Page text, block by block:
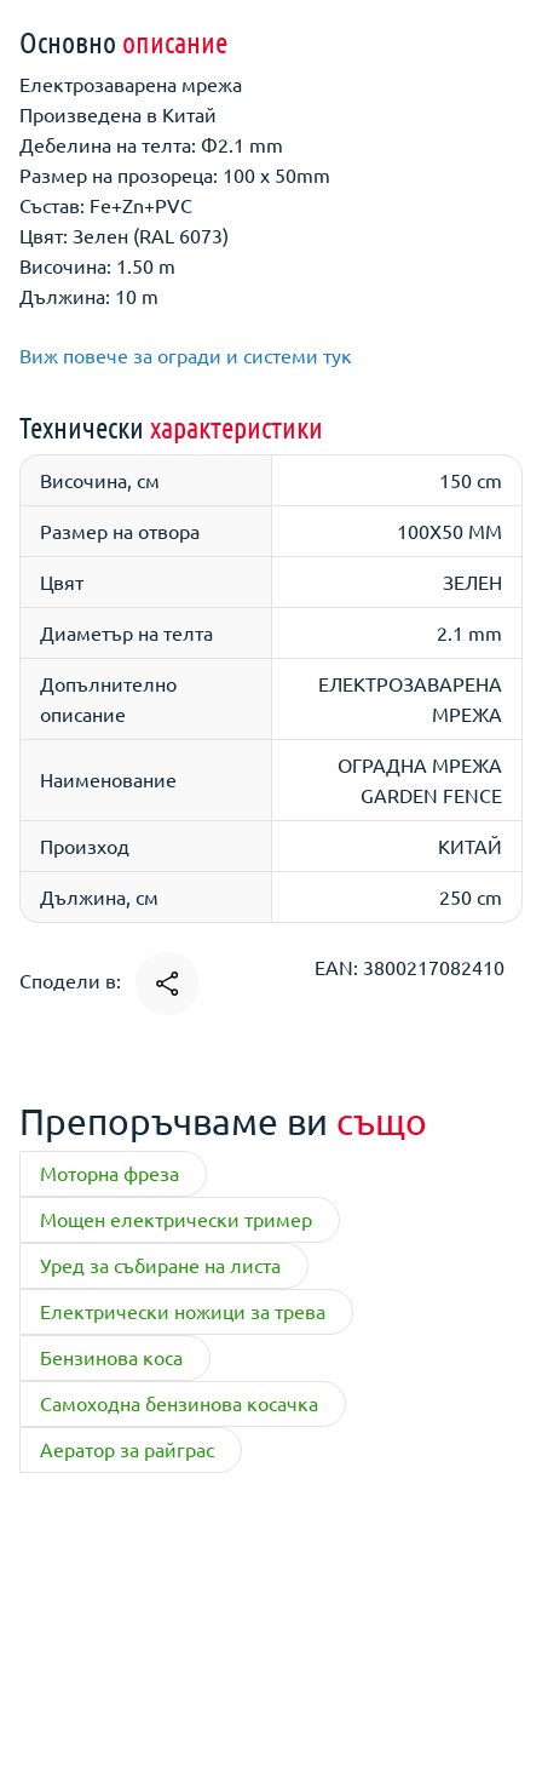
Основно описание
Електрозаварена мрежа
Произведена в Китай
Дебелина на телта: Ф2.1 mm
Размер на прозореца: 100 х 50mm
Състав: Fe+Zn+PVC
Цвят: Зелен (RAL 6073)
Височина: 1.50 m
Дължина: 10 m
Виж повече за огради и системи тук
Технически характеристики
Височина, см 150 cm
Размер на отвора 100Х50 ММ
Цвят ЗЕЛЕН
Диаметър на телта 2.1 mm
Допълнително
описание
ЕЛЕКТРОЗАВАРЕНА
МРЕЖА
Наименование
ОГРАДНА МРЕЖА
GARDEN FENCE
Произход КИТАЙ
Дължина, см 250 cm
Сподели в:
EAN: 3800217082410
Препоръчваме ви също
Моторна фреза
Мощен електрически тример
Уред за събиране на листа
Електрически ножици за трева
Бензинова коса
Самоходна бензинова косачка
Аератор за райграс